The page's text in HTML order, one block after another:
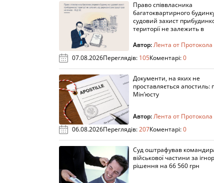
Право співвласника
багатоквартирного
судовий захист
території не залежить в
Автор:Лента от Протокола
07.08.2026Переглядів: 105Коментарі:0
Документи, на яких не
проставляється апостиль:
Мін’юсту
Автор:Лента от Протокола
06.08.2026Переглядів:207Коментарі:0
Суд оштрафував
військової частини за
рішення на 66 560 грн